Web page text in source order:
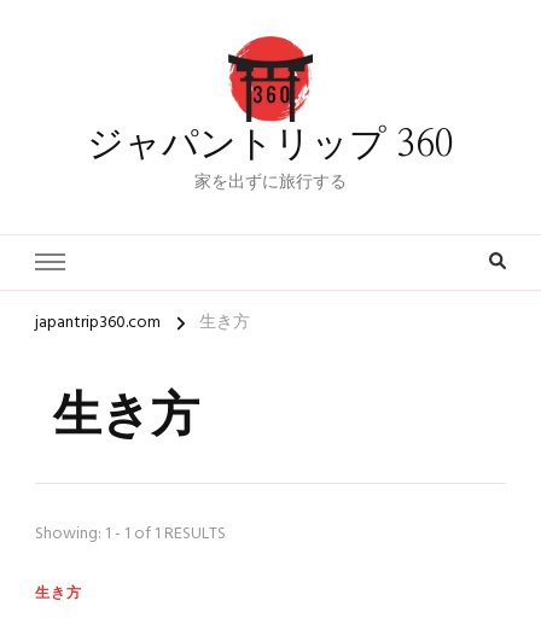
ジャパントリップ 360
家を出ずに旅行する
japantrip360.com 生き方
生き方
Showing: 1 - 1 of 1 RESULTS
生き方